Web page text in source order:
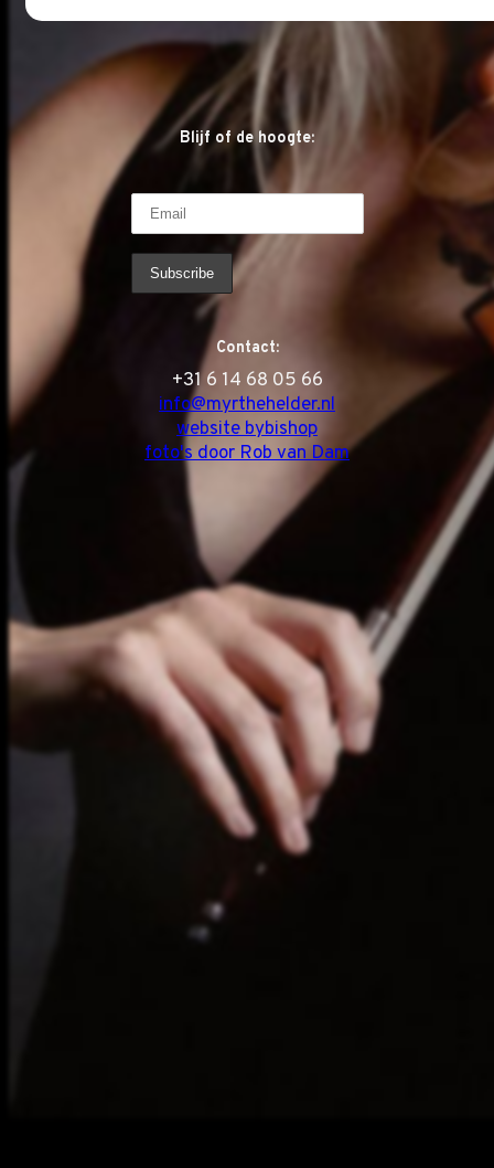
Blijf of de hoogte:
Contact:
‭+31 6 14 68 05 66
info@myrthehelder.nl
website bybishop
foto's door Rob van Dam